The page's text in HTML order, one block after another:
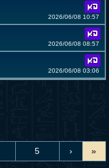
2026/06/08 10:57
2026/06/08 08:57
2026/06/08 03:06
5 › »